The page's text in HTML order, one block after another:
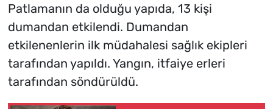
Patlamanın da olduğu yapıda, 13 kişi
dumandan etkilendi. Dumandan
etkilenenlerin ilk müdahalesi sağlık ekipleri
tarafından yapıldı. Yangın, itfaiye erleri
tarafından söndürüldü.